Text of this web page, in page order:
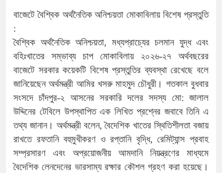
বাজেটে বৈশ্বিক অর্থনৈতিক অনিশ্চয়তা মোকাবিলায় বিশেষ প্রস্তুতি
:
বৈশ্বিক অর্থনৈতিক অনিশ্চয়তা, মধ্যপ্রাচ্যের চলমান যুদ্ধ এবং
বহিঃখাতের সম্ভাব্য চাপ মোকাবিলায় ২০২৬-২৭ অর্থবছরের
বাজেটে সরকার কয়েকটি বিশেষ প্রস্তুতির ব্যবস্থা রেখেছে বলে
জানিয়েছেন অর্থমন্ত্রী আমির খসরু মাহমুদ চৌধুরী। গতকাল বুধবার
সংসদে চাঁদপুর-২ আসনের সরকারি দলের সদস্য মো: জালাল
উদ্দিনের টেবিলে উপস্থাপিত এক লিখিত প্রশ্নের জবাবে তিনি এ
তথ্য জানান। অর্থমন্ত্রী বলেন, বৈদেশিক খাতের স্থিতিশীলতা বজায়
রাখতে রফতানি বহুমুখীকরণ ও রপ্তানি বৃদ্ধি, রেমিট্যান্স প্রবাহ
সম্প্রসারণ এবং অপ্রয়োজনীয় আমদানি নিয়ন্ত্রণের মাধ্যমে
বৈদেশিক লেনদেনের ভারসাম্য রক্ষার কৌশল গ্রহণ করা হয়েছে।